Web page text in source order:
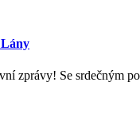
zprávy! Se srdečným